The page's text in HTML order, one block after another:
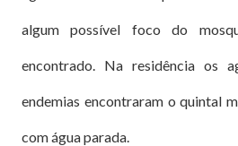
algum possível foco do
encontrado. Na residência os
endemias encontraram o quintal
com água parada.